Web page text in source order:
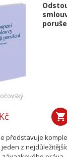
představuje
z